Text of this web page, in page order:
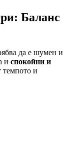
Баланс
да е шумен и
и спокойни и
темпото и